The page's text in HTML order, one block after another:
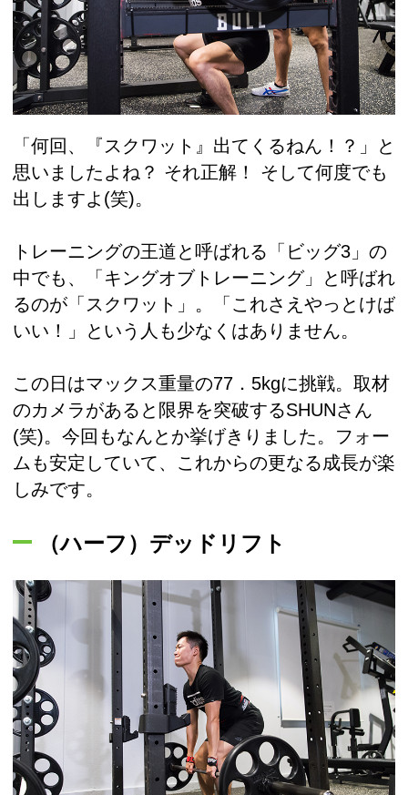
「何回、『スクワット』出てくるねん！？」と
思いましたよね？ それ正解！ そして何度でも
出しますよ(笑)。
トレーニングの王道と呼ばれる「ビッグ3」の
中でも、「キングオブトレーニング」と呼ばれ
るのが「スクワット」。「これさえやっとけば
いい！」という人も少なくはありません。
この日はマックス重量の77．5kgに挑戦。取材
のカメラがあると限界を突破するSHUNさん
(笑)。今回もなんとか挙げきりました。フォー
ムも安定していて、これからの更なる成長が楽
しみです。
（ハーフ）デッドリフト